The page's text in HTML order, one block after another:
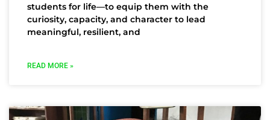
students for life—to equip them with the
curiosity, capacity, and character to lead
meaningful, resilient, and
READ MORE »